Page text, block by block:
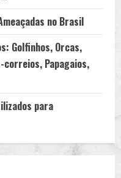
no Brasil
Golfinhos, Orcas,
correios, Papagaios,
para